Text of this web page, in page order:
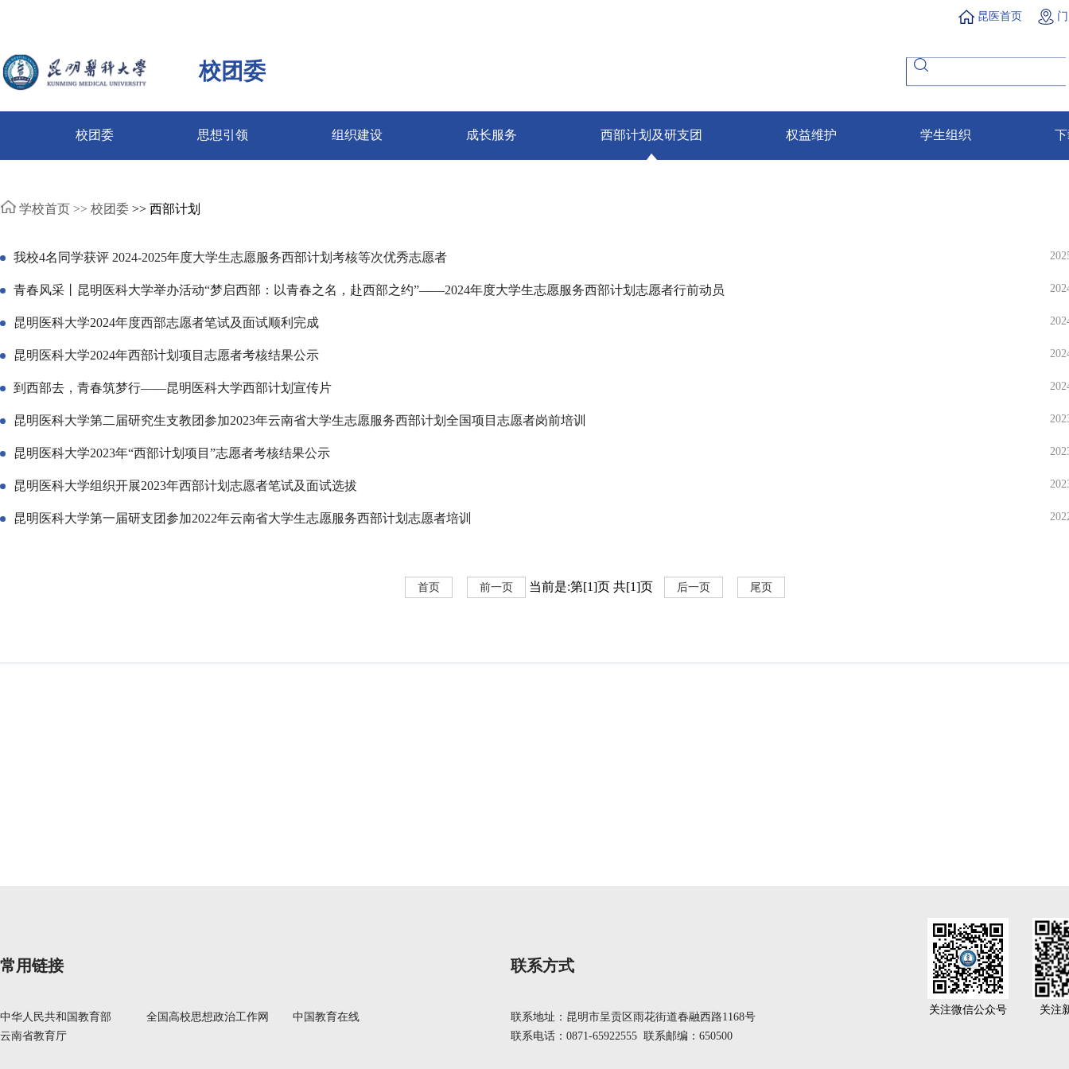
昆医首页
校团委
校团委 思想引领 组织建设 成长服务 西部计划及研支团 权益维护 学生组织
学校首页 >> 校团委 >> 西部计划
我校4名同学获评 2024-2025年度大学生志愿服务西部计划考核等次优秀志愿者
青春风采丨昆明医科大学举办活动“梦启西部：以青春之名，赴西部之约”——2024年度大学生志愿服务西部计划志愿者行前动员
昆明医科大学2024年度西部志愿者笔试及面试顺利完成
昆明医科大学2024年西部计划项目志愿者考核结果公示
到西部去，青春筑梦行——昆明医科大学西部计划宣传片
昆明医科大学第二届研究生支教团参加2023年云南省大学生志愿服务西部计划全国项目志愿者岗前培训
昆明医科大学2023年“西部计划项目”志愿者考核结果公示
昆明医科大学组织开展2023年西部计划志愿者笔试及面试选拔
昆明医科大学第一届研支团参加2022年云南省大学生志愿服务西部计划志愿者培训
首页 前一页 当前是:第[1]页 共[1]页 后一页 尾页
常用链接
中华人民共和国教育部 全国高校思想政治工作网
中国教育在线
云南省教育厅
联系方式
联系地址：昆明市呈贡区雨花街道春融西路1168号
联系电话：0871-65922555 联系邮编：650500
关注微信公众号 关注